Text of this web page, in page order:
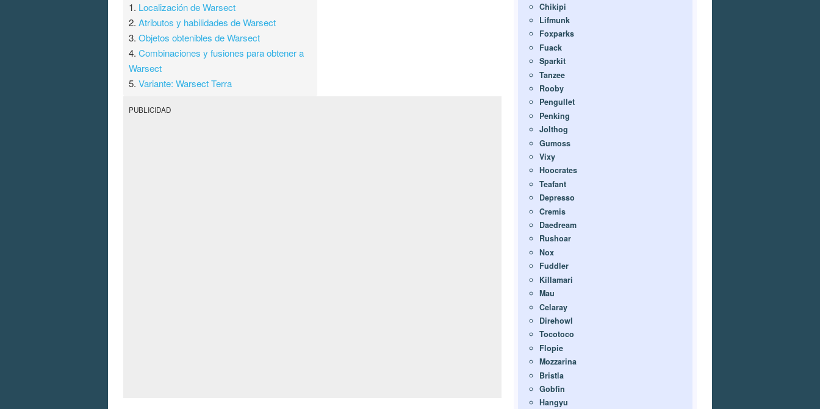
1. Localización de Warsect
2.Atributos y habilidades de Warsect
3.Objetos obtenibles de Warsect
4.Combinaciones y fusiones para obtener a
Warsect
5.Variante: Warsect Terra
PUBLICIDAD
Chikipi
Lifmunk
Foxparks
Fuack
Sparkit
Tanzee
Rooby
Pengullet
Penking
Jolthog
Gumoss
Vixy
Hoocrates
Teafant
Depresso
Cremis
Daedream
Rushoar
Nox
Fuddler
Killamari
Mau
Celaray
Direhowl
Tocotoco
Flopie
Mozzarina
Bristla
Gobfin
Hangyu